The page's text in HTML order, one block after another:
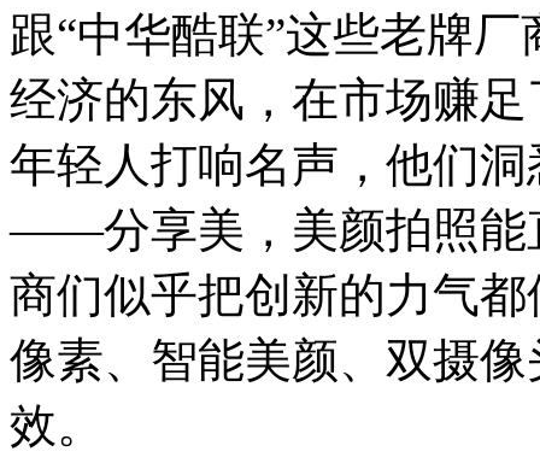
跟“中华酷联”这些老牌
经济的东风，在市场赚
年轻人打响名声，他们
——分享美，美颜拍照能
商们似乎把创新的力气
像素、智能美颜、双摄
效。